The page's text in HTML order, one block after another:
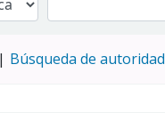
Búsqueda de autoridad